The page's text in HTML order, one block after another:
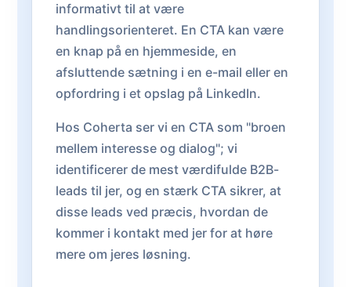
informativt til at være
handlingsorienteret. En CTA kan være
en knap på en hjemmeside, en
afsluttende sætning i en e-mail eller en
opfordring i et opslag på LinkedIn.
Hos Coherta ser vi en CTA som "broen
mellem interesse og dialog"; vi
identificerer de mest værdifulde B2B-
leads til jer, og en stærk CTA sikrer, at
disse leads ved præcis, hvordan de
kommer i kontakt med jer for at høre
mere om jeres løsning.